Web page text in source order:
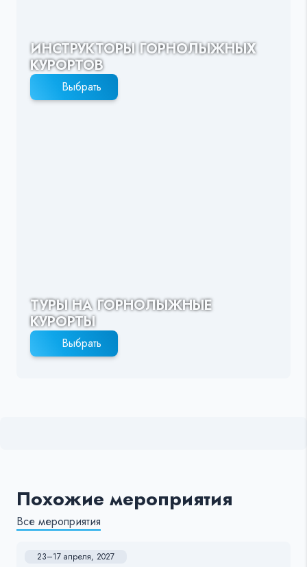
ИНСТРУКТОРЫ ГОРНОЛЫЖНЫХ
КУРОРТОВ
Выбрать
ТУРЫ НА ГОРНОЛЫЖНЫЕ
КУРОРТЫ
Выбрать
Похожие мероприятия
Все мероприятия
23–17 апреля, 2027